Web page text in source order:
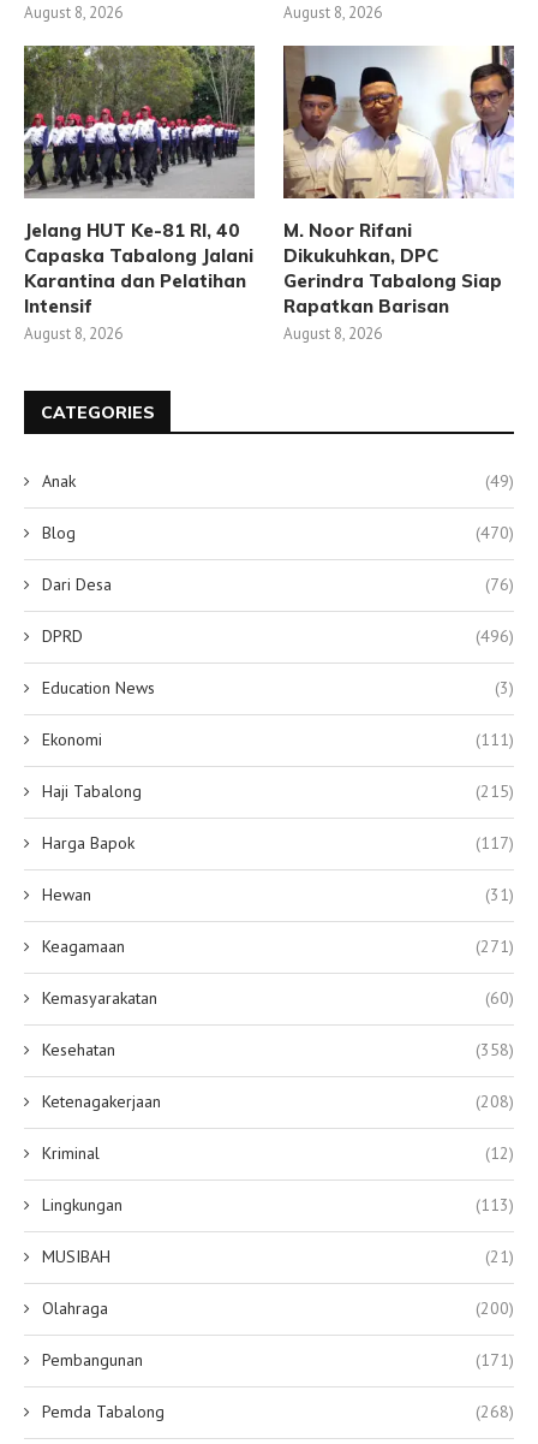
August 8, 2026 August 8, 2026
Jelang HUT Ke-81 RI, 40
Capaska Tabalong Jalani
Karantina dan Pelatihan
Intensif
August 8, 2026
M. Noor Rifani
Dikukuhkan, DPC
Gerindra Tabalong Siap
Rapatkan Barisan
August 8, 2026
CATEGORIES
Anak (49)
Blog (470)
Dari Desa (76)
DPRD (496)
Education News (3)
Ekonomi (111)
Haji Tabalong (215)
Harga Bapok (117)
Hewan (31)
Keagamaan (271)
Kemasyarakatan (60)
Kesehatan (358)
Ketenagakerjaan (208)
Kriminal (12)
Lingkungan (113)
MUSIBAH (21)
Olahraga (200)
Pembangunan (171)
Pemda Tabalong (268)